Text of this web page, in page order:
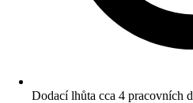
Dodací lhůta cca 4 pracovních